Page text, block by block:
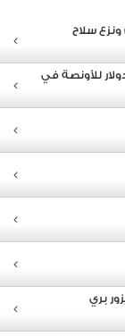
سلاح
الذهب إلى 5 آلاف دولار للأونصة في
بري